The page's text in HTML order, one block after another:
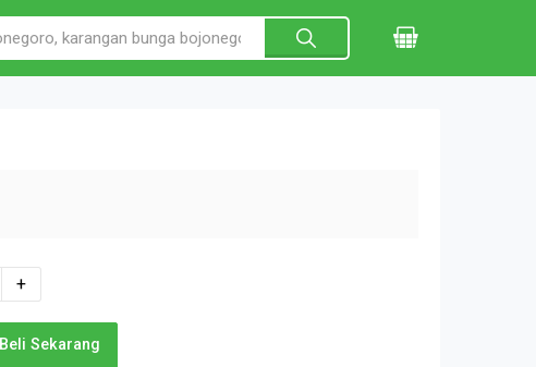
+
Beli Sekarang